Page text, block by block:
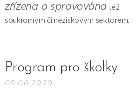
zřízena a spravována též
soukromým či neziskovým sektorem.
Program pro školky
09.06.2020